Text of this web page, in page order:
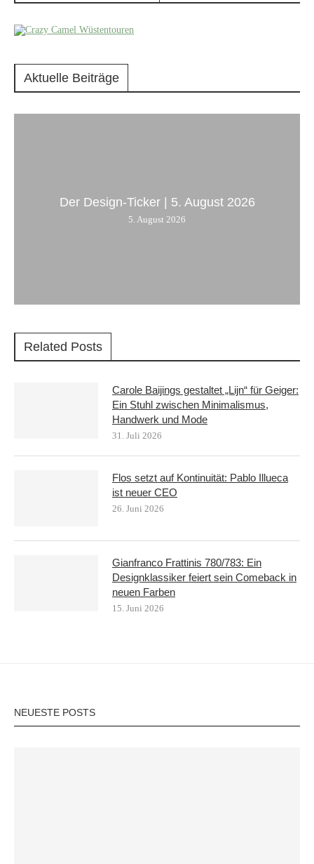
Aktuelle Beiträge
Der Design-Ticker | 5. August 2026
5. August 2026
Related Posts
Carole Baijings gestaltet „Lijn“ für Geiger:
Ein Stuhl zwischen Minimalismus,
Handwerk und Mode
31. Juli 2026
Flos setzt auf Kontinuität: Pablo Illueca
ist neuer CEO
26. Juni 2026
Gianfranco Frattinis 780/783: Ein
Designklassiker feiert sein Comeback in
neuen Farben
15. Juni 2026
NEUESTE POSTS